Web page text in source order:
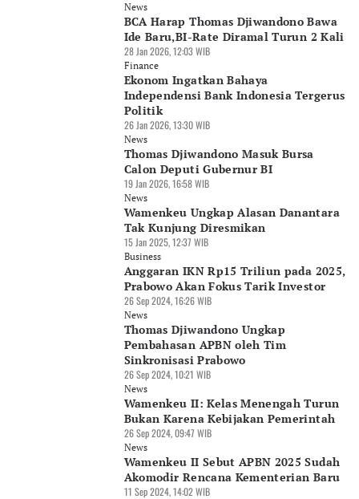
News
BCA Harap Thomas Djiwandono Bawa
Ide Baru,BI-Rate Diramal Turun 2 Kali
28 Jan 2026, 12:03 WIB
Finance
Ekonom Ingatkan Bahaya
Independensi Bank Indonesia Tergerus
Politik
26 Jan 2026, 13:30 WIB
News
Thomas Djiwandono Masuk Bursa
Calon Deputi Gubernur BI
19 Jan 2026, 16:58 WIB
News
Wamenkeu Ungkap Alasan Danantara
Tak Kunjung Diresmikan
15 Jan 2025, 12:37 WIB
Business
Anggaran IKN Rp15 Triliun pada 2025,
Prabowo Akan Fokus Tarik Investor
26 Sep 2024, 16:26 WIB
News
Thomas Djiwandono Ungkap
Pembahasan APBN oleh Tim
Sinkronisasi Prabowo
26 Sep 2024, 10:21 WIB
News
Wamenkeu II: Kelas Menengah Turun
Bukan Karena Kebijakan Pemerintah
26 Sep 2024, 09:47 WIB
News
Wamenkeu II Sebut APBN 2025 Sudah
Akomodir Rencana Kementerian Baru
11 Sep 2024, 14:02 WIB